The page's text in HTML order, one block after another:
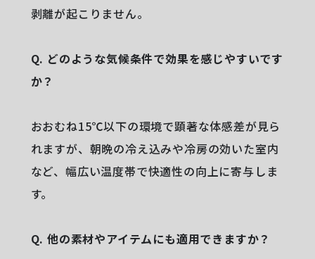
剥離が起こりません。
Q. どのような気候条件で効果を感じやすいです
か？
おおむね15℃以下の環境で顕著な体感差が見ら
れますが、朝晩の冷え込みや冷房の効いた室内
など、幅広い温度帯で快適性の向上に寄与しま
す。
Q. 他の素材やアイテムにも適用できますか？